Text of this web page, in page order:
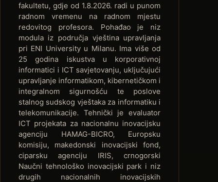
fakultetu, gdje od 1.8.2026. radi u punom
radnom vremenu na radnom mjestu
redovitog profesora. Pohađao je niz
modula iz područja vještina upravljanja
pri ENI University u Milanu. Ima više od
25 godina iskustva u korporativnoj
informatici i ICT savjetovanju, uključujući
upravljanje informatikom, kibernetičkom i
integralnom sigurnošću te poslove
stalnog sudskog vještaka za informatiku i
telekomunikacije. Tehnički je evaluator
ICT projekata za nacionalnu inovacijsku
agenciju HAMAG-BICRO, Europsku
komisiju, makedonski inovacijski fond,
ciparsku agenciju IRIS, crnogorski
Naučni tehnološko inovacijski park i niz
drugih nacionalnih inovacijskih